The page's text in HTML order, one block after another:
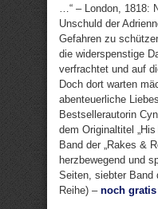
…“ – London, 1818:
Unschuld der
Gefahren zu
die widerspenstige
verfrachtet und auf
Doch dort warten
abenteuerliche
Bestsellerautorin
dem Originaltitel
Band der „Rakes &
herzbewegend und
Seiten, siebter Band
Reihe) – noch